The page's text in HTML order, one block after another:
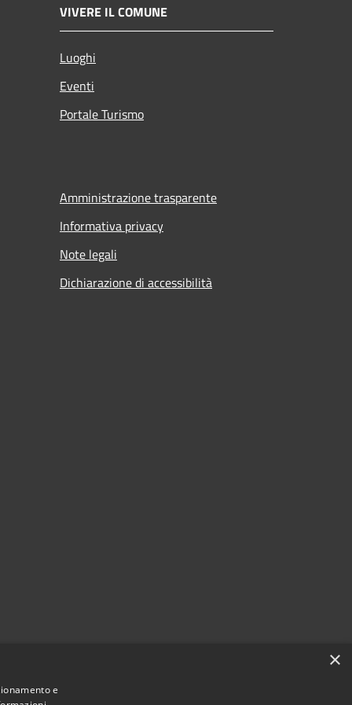
VIVERE IL COMUNE
Luoghi
Eventi
Portale Turismo
Amministrazione trasparente
Informativa privacy
Note legali
Dichiarazione di accessibilità
×
e